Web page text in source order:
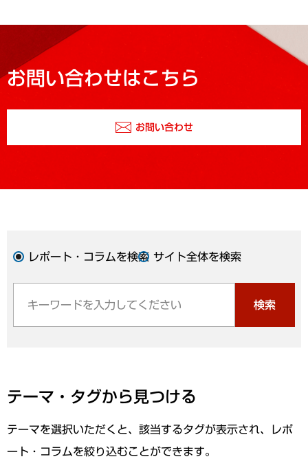
お問い合わせはこちら
お問い合わせ
レポート・コラムを検索 サイト全体を検索
検索
テーマ・タグから見つける
テーマを選択いただくと、該当するタグが表示され、レポ
ート・コラムを絞り込むことができます。